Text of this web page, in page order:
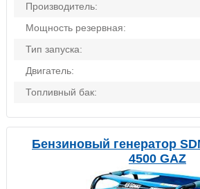
Производитель:
Мощность резервная:
Тип запуска:
Двигатель:
Топливный бак:
Бензиновый генератор
4500 GAZ